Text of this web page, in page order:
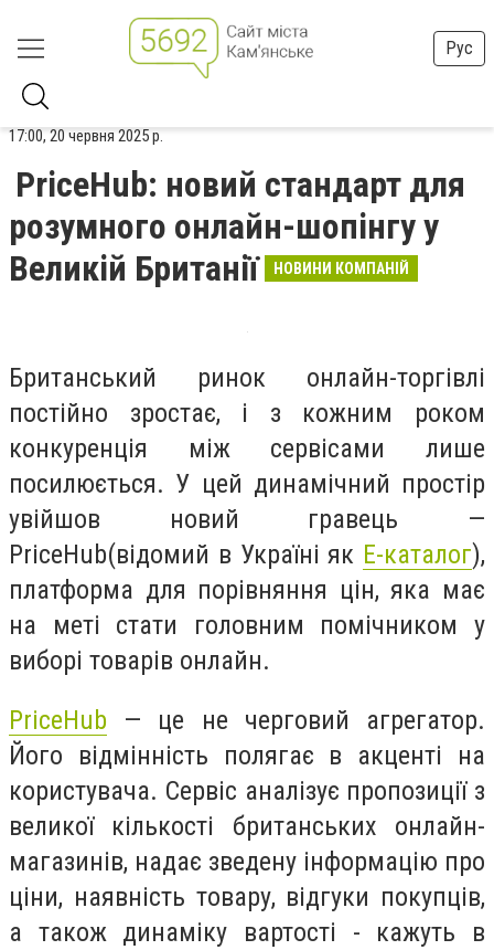
Рус
17:00, 20 червня 2025 р.
PriceHub: новий стандарт для
розумного онлайн-шопінгу у
Великій Британії
НОВИНИ КОМПАНІЙ
Британський ринок онлайн-торгівлі
постійно зростає, і з кожним роком
конкуренція між сервісами лише
посилюється. У цей динамічний простір
увійшов новий гравець —
PriceHub(відомий в Україні як Е-каталог),
платформа для порівняння цін, яка має
на меті стати головним помічником у
виборі товарів онлайн.
PriceHub — це не черговий агрегатор.
Його відмінність полягає в акценті на
користувача. Сервіс аналізує пропозиції з
великої кількості британських онлайн-
магазинів, надає зведену інформацію про
ціни, наявність товару, відгуки покупців,
а також динаміку вартості - кажуть в